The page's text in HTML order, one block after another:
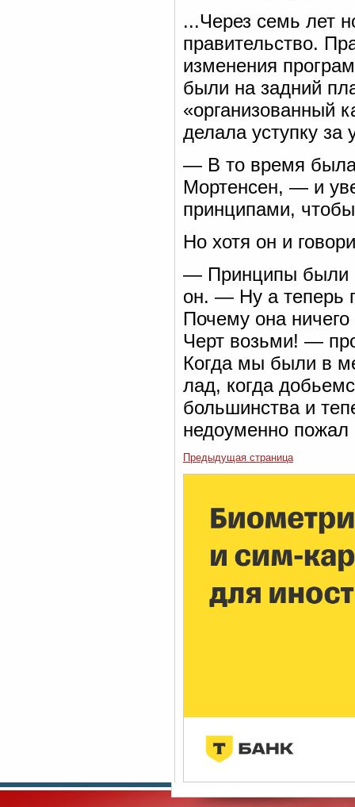
...Через семь лет
правительство.
изменения
были на задний
«организованный
делала уступку за
— В то время
Мортенсен, — и
принципами,
Но хотя он и
— Принципы были
он. — Ну а теперь
Почему она
Черт возьми! —
Когда мы были в
лад, когда
большинства и
недоуменно
Предыдущая страница